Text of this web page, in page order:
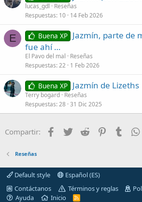
lucas_gdl
Reseñas
Respuestas 10 14 Feb 2026
E Buena XP Jazmín, parte de
fue ahí …
El Pavo del mal
Reseñas
Respuestas 22 1 Feb 2026
Buena XP Jazmín de Lizeths
Terry bogard Reseñas
Respuestas 28 31 Dic 2025
Compartir: Facebook
Twitter Reddit Pinterest
Reseñas
Default style
Español (ES)
Contáctanos
Términos y reglas
Ayuda
Inicio
R